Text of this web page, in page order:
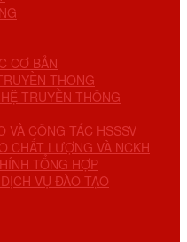
CƠ BẢN
THÔNG
TRUYỀN THÔNG
VÀ CÔNG TÁC HSSSV
CHẤT LƯỢNG VÀ NCKH
TỔNG HỢP
VỤ ĐÀO TẠO